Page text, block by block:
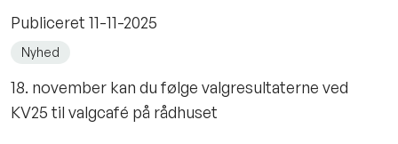
Publiceret 11-11-2025
Nyhed
18. november kan du følge valgresultaterne ved
KV25 til valgcafé på rådhuset